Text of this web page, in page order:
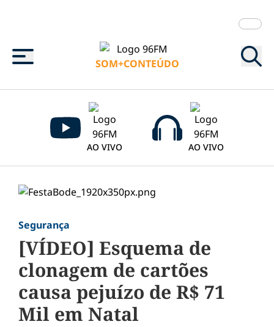
Menu
SOM+CONTEÚDO
AO VIVO AO VIVO
Segurança
[VÍDEO] Esquema de
clonagem de cartões
causa pejuízo de R$ 71
Mil em Natal